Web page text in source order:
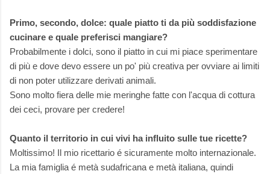
Primo, secondo, dolce: quale piatto ti da più soddisfazione
cucinare e quale preferisci mangiare?
Probabilmente i dolci, sono il piatto in cui mi piace sperimentare
di più e dove devo essere un po' più creativa per ovviare ai limiti
di non poter utilizzare derivati animali.
Sono molto fiera delle mie meringhe fatte con l'acqua di cottura
dei ceci, provare per credere!
Quanto il territorio in cui vivi ha influito sulle tue ricette?
Moltissimo! Il mio ricettario é sicuramente molto internazionale.
La mia famiglia é metà sudafricana e metà italiana, quindi